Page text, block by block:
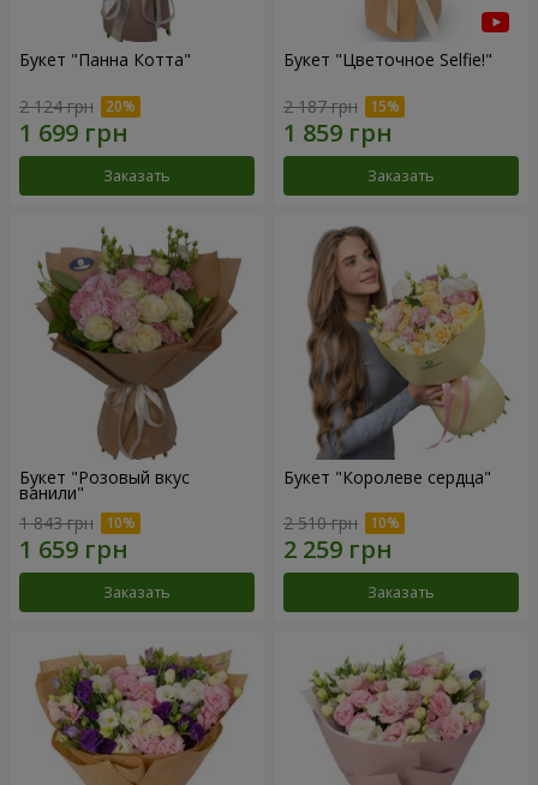
Букет "Панна Котта"
2 124 грн
Заказать
Букет "Цветочное Selfie!"
2 187 грн
Заказать
Букет "Розовый вкус
ванили"
1 843 грн
Заказать
Букет "Королеве сердца"
2 510 грн
Заказать